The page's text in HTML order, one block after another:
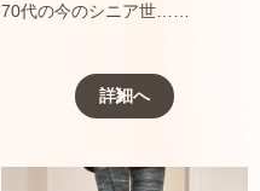
70代の今のシニア世……
詳細へ